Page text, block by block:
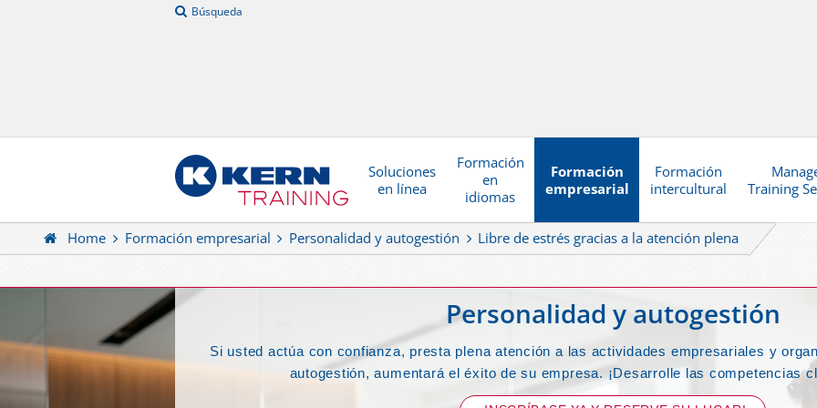
Búsqueda
Soluciones
en línea
Formación
en
idiomas
Formación
empresarial
Formación
intercultural
Training
Home Formación empresarial Personalidad y autogestión Libre de estrés gracias a la atención plena
Personalidad y autogestión
Si usted actúa con confianza, presta plena atención a las actividades empresariales y
autogestión, aumentará el éxito de su empresa. ¡Desarrolle las competencias